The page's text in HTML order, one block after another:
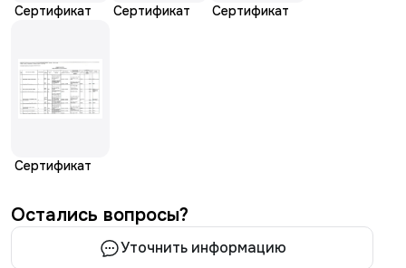
Сертификат Сертификат Сертификат
Сертификат
Остались вопросы?
Уточнить информацию